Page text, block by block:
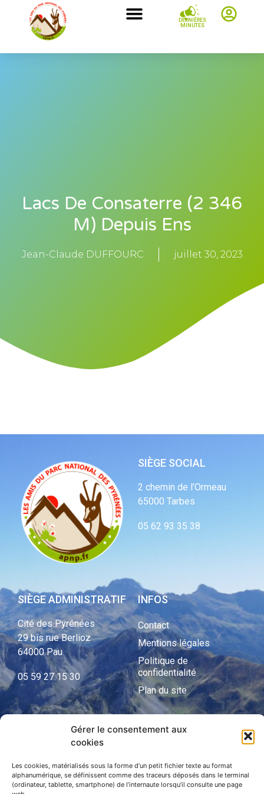
Gérer le consentement aux
cookies
Les cookies, matérialisés sous la forme d’un petit fichier texte au format
alphanumérique, se définissent comme des traceurs déposés dans le terminal
(ordinateur, tablette, smartphone) de l’internaute lorsqu’il consulte une page
DERNIÈRES
MINUTES
Lacs De Consaterre (2 346
M) Depuis Ens
Jean-Claude DUFFOURC juillet 30, 2023
SIÈGE SOCIAL
2 chemin de l’Ormeau
65000 Tarbes
05 62 93 35 38
SIÈGE ADMINISTRATIF
Cité des Pyrénées
29 bis rue Berlioz
64000 Pau
05 59 27 15 30
INFOS
Contact
Mentions légales
Politique de
confidentialité
Plan du site
Parc national des Pyrénées